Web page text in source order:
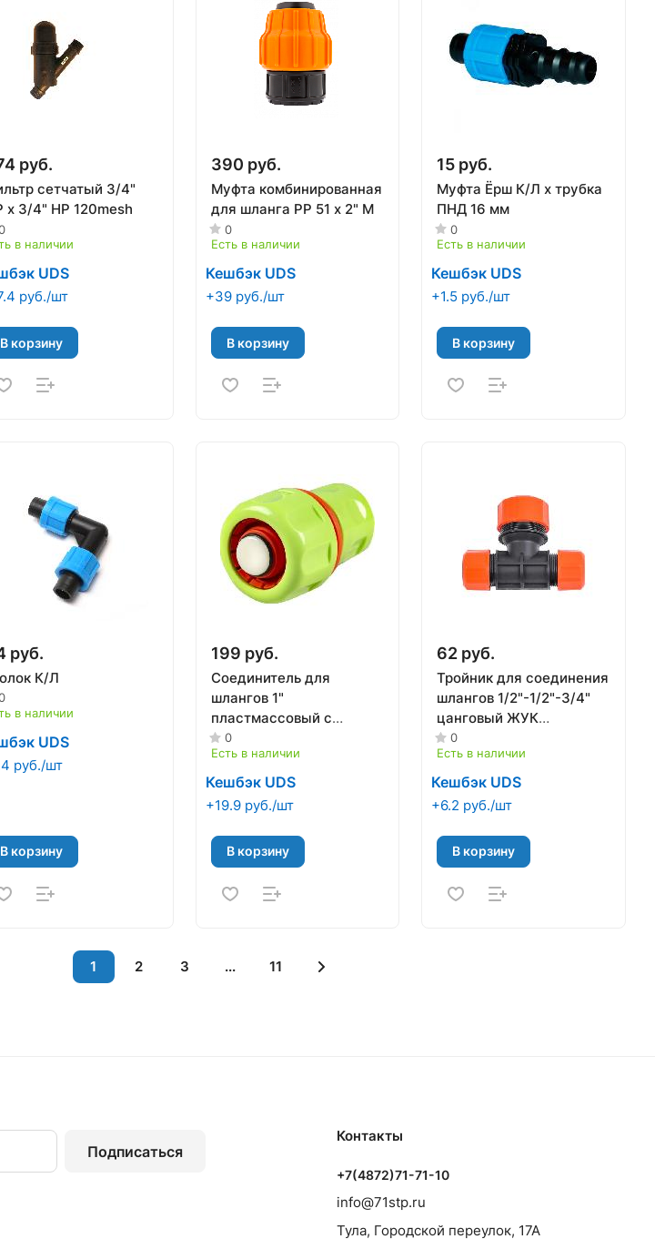
руб.
сетчатый 3/4"
х 3/4" НР 120mesh
в наличии
UDS
руб./шт
В корзину
390 руб.
Муфта комбинированная
для шланга РP 51 х 2" М
0
Есть в наличии
Кешбэк UDS
+39 руб./шт
В корзину
15 руб.
Муфта Ёрш К/Л х трубка
ПНД 16 мм
0
Есть в наличии
Кешбэк UDS
+1.5 руб./шт
В корзину
руб.
К/Л
в наличии
UDS
руб./шт
В корзину
199 руб.
Соединитель для
шлангов 1"
пластмассовый с
автостопом FEONA 003-
2008 (20/200)
0
Есть в наличии
Кешбэк UDS
+19.9 руб./шт
В корзину
62 руб.
Тройник для соединения
шлангов 1/2"-1/2"-3/4"
цанговый ЖУК
(1/25/200)
0
Есть в наличии
Кешбэк UDS
+6.2 руб./шт
В корзину
1 2 3 ... 11
Подписаться
Контакты
+7(4872)71-71-10
info@71stp.ru
Тула, Городской переулок, 17А